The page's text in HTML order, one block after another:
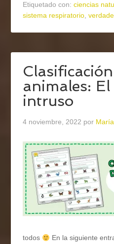
Etiquetado con:ciencias
sistema respiratorio,
animales:
intruso
4 noviembre, 2022 por María
todos
En la siguiente